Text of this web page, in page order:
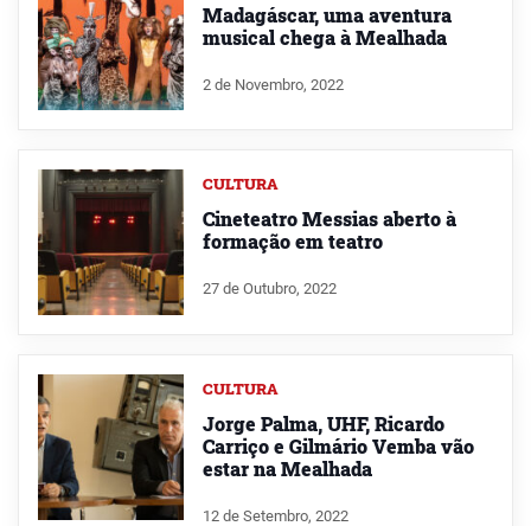
Madagáscar, uma aventura
musical chega à Mealhada
2 de Novembro, 2022
CULTURA
Cineteatro Messias aberto à
formação em teatro
27 de Outubro, 2022
CULTURA
Jorge Palma, UHF, Ricardo
Carriço e Gilmário Vemba vão
estar na Mealhada
12 de Setembro, 2022